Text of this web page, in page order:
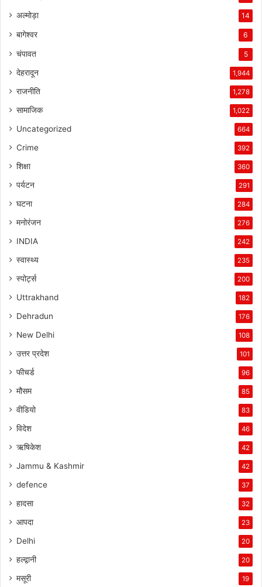
अल्मोड़ा 14
बागेश्वर 6
चंपावत 5
देहरादून 1,944
राजनीति 1,278
सामाजिक 1,022
Uncategorized 664
Crime 392
शिक्षा 360
पर्यटन 291
घटना 284
मनोरंजन 276
INDIA 242
स्वास्थ्य 235
स्पोर्ट्स 200
Uttrakhand 182
Dehradun 176
New Delhi 108
उत्तर प्रदेश 101
फीचर्ड 96
मौसम 85
वीडियो 83
विदेश 46
ऋषिकेश 42
Jammu & Kashmir 42
defence 37
हादसा 32
आपदा 23
Delhi 20
हल्द्वानी 20
मसूरी 19